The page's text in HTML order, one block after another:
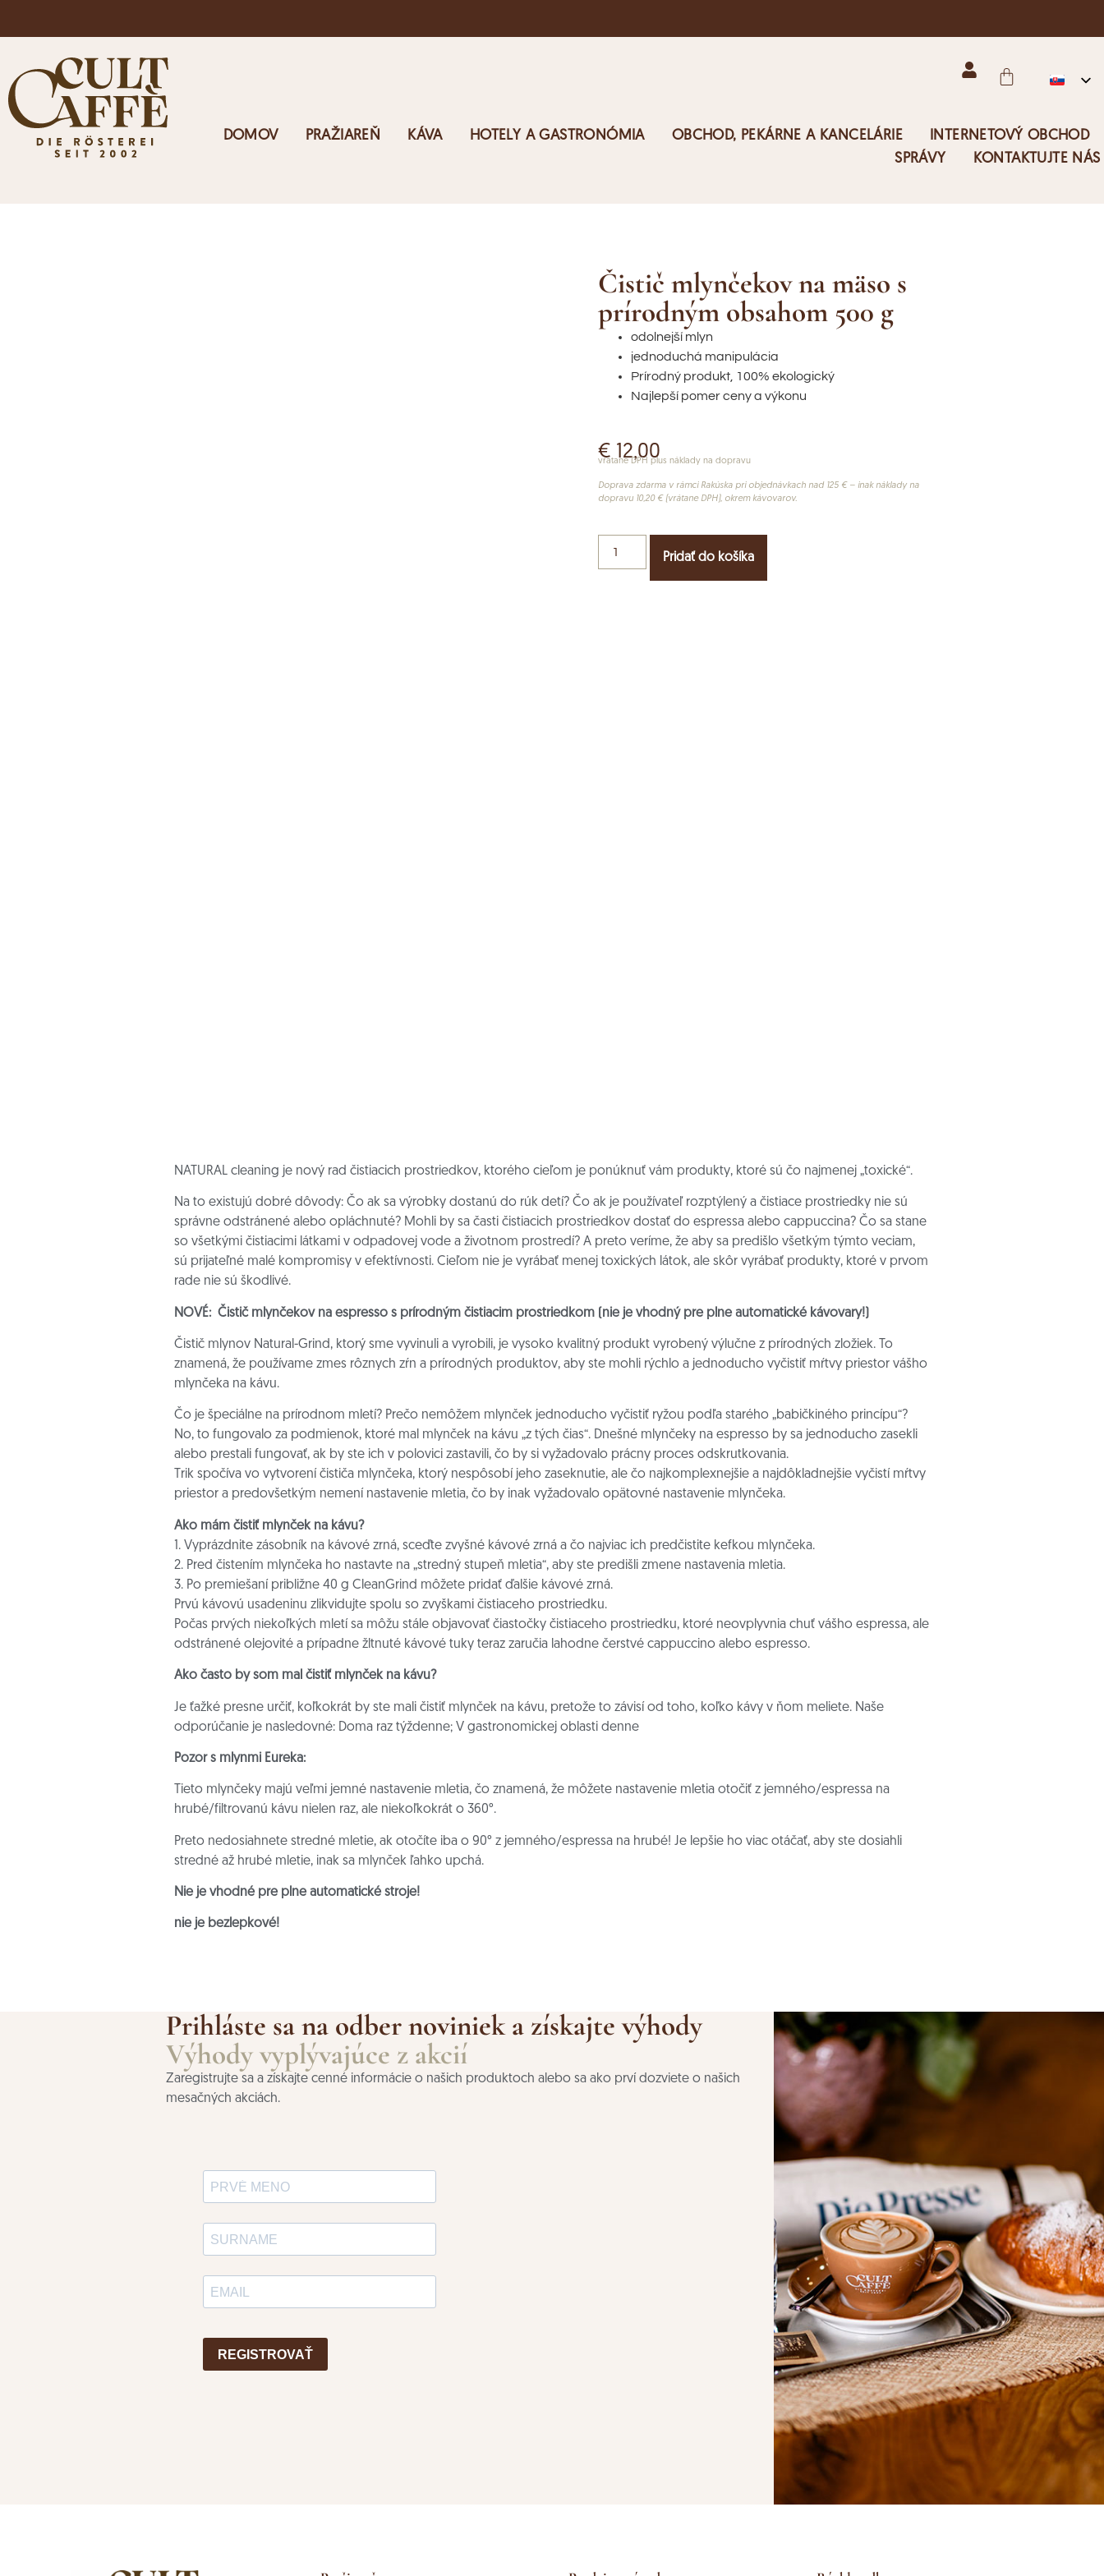
Doprava zdarma v Rakúsku pri objednávkach nad 125 €
DOMOV PRAŽIAREŇ KÁVA HOTELY A GASTRONÓMIA OBCHOD, PEKÁRNE A KANCELÁRIE
INTERNETOVÝ OBCHOD
SPRÁVY
KONTAKTUJTE NÁS
Čistič mlynčekov na mäso s
prírodným obsahom 500 g
odolnejší mlyn
jednoduchá manipulácia
Prírodný produkt, 100% ekologický
Najlepší pomer ceny a výkonu
€12,00
vrátane DPH plus náklady na dopravu
Doprava zdarma v rámci Rakúska pri objednávkach nad 125 € – inak náklady na
dopravu 10,20 € (vrátane DPH), okrem kávovarov.
Pridať do košíka
NATURAL cleaning je nový rad čistiacich prostriedkov, ktorého cieľom je ponúknuť vám produkty, ktoré sú čo najmenej „toxické“.
Na to existujú dobré dôvody: Čo ak sa výrobky dostanú do rúk detí? Čo ak je používateľ rozptýlený a čistiace prostriedky nie sú
správne odstránené alebo opláchnuté? Mohli by sa časti čistiacich prostriedkov dostať do espressa alebo cappuccina? Čo sa stane
so všetkými čistiacimi látkami v odpadovej vode a životnom prostredí? A preto veríme, že aby sa predišlo všetkým týmto veciam,
sú prijateľné malé kompromisy v efektívnosti. Cieľom nie je vyrábať menej toxických látok, ale skôr vyrábať produkty, ktoré v prvom
rade nie sú škodlivé.
NOVÉ: Čistič mlynčekov na espresso s prírodným čistiacim prostriedkom (nie je vhodný pre plne automatické kávovary!)
Čistič mlynov Natural-Grind, ktorý sme vyvinuli a vyrobili, je vysoko kvalitný produkt vyrobený výlučne z prírodných zložiek. To
znamená, že používame zmes rôznych zŕn a prírodných produktov, aby ste mohli rýchlo a jednoducho vyčistiť mŕtvy priestor vášho
mlynčeka na kávu.
Čo je špeciálne na prírodnom mletí? Prečo nemôžem mlynček jednoducho vyčistiť ryžou podľa starého „babičkiného princípu“?
No, to fungovalo za podmienok, ktoré mal mlynček na kávu „z tých čias“. Dnešné mlynčeky na espresso by sa jednoducho zasekli
alebo prestali fungovať, ak by ste ich v polovici zastavili, čo by si vyžadovalo prácny proces odskrutkovania.
Trik spočíva vo vytvorení čističa mlynčeka, ktorý nespôsobí jeho zaseknutie, ale čo najkomplexnejšie a najdôkladnejšie vyčistí mŕtvy
priestor a predovšetkým nemení nastavenie mletia, čo by inak vyžadovalo opätovné nastavenie mlynčeka.
Ako mám čistiť mlynček na kávu?
1. Vyprázdnite zásobník na kávové zrná, sceďte zvyšné kávové zrná a čo najviac ich predčistite kefkou mlynčeka.
2. Pred čistením mlynčeka ho nastavte na „stredný stupeň mletia“, aby ste predišli zmene nastavenia mletia.
3. Po premiešaní približne 40 g CleanGrind môžete pridať ďalšie kávové zrná.
Prvú kávovú usadeninu zlikvidujte spolu so zvyškami čistiaceho prostriedku.
Počas prvých niekoľkých mletí sa môžu stále objavovať čiastočky čistiaceho prostriedku, ktoré neovplyvnia chuť vášho espressa, ale
odstránené olejovité a prípadne žltnuté kávové tuky teraz zaručia lahodne čerstvé cappuccino alebo espresso.
Ako často by som mal čistiť mlynček na kávu?
Je ťažké presne určiť, koľkokrát by ste mali čistiť mlynček na kávu, pretože to závisí od toho, koľko kávy v ňom meliete. Naše
odporúčanie je nasledovné: Doma raz týždenne; V gastronomickej oblasti denne
Pozor s mlynmi Eureka:
Tieto mlynčeky majú veľmi jemné nastavenie mletia, čo znamená, že môžete nastavenie mletia otočiť z jemného/espressa na
hrubé/filtrovanú kávu nielen raz, ale niekoľkokrát o 360°.
Preto nedosiahnete stredné mletie, ak otočíte iba o 90° z jemného/espressa na hrubé! Je lepšie ho viac otáčať, aby ste dosiahli
stredné až hrubé mletie, inak sa mlynček ľahko upchá.
Nie je vhodné pre plne automatické stroje!
nie je bezlepkové!
Prihláste sa na odber noviniek a získajte výhody
Výhody vyplývajúce z akcií
Zaregistrujte sa a získajte cenné informácie o našich produktoch alebo sa ako prví dozviete o našich
mesačných akciách.
REGISTROVAŤ